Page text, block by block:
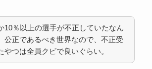
10％以上の選手が不正していたなん
正であるべき世界なので、不正受
やつは全員クビで良いぐらい。